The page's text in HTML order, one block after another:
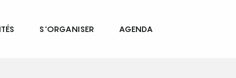
S'ORGANISER AGENDA